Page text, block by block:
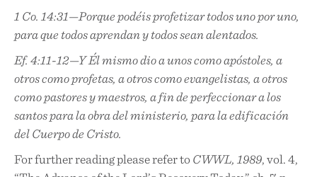
1 Co. 14:31—Porque podéis profetizar todos uno por uno,
para que todos aprendan y todos sean alentados.
Ef. 4:11-12—Y Él mismo dio a unos como apóstoles, a
otros como profetas, a otros como evangelistas, a otros
como pastores y maestros, a fin de perfeccionar a los
santos para la obra del ministerio, para la edificación
del Cuerpo de Cristo.
For further reading please refer toCWWL, 1989, vol. 4,